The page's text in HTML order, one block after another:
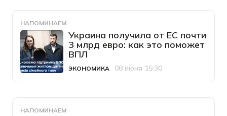
НАПОМИНАЕМ
Украина получила от ЕС почти
3 млрд евро: как это поможет
ВПЛ
Категория
ЭКОНОМИКА
Дата публикации
08 июня 15:30
НАПОМИНАЕМ